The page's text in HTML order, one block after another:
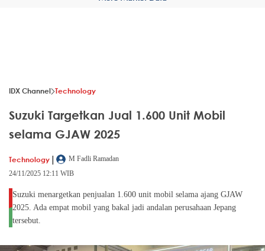
IDX Channel Technology
Suzuki Targetkan Jual 1.600 Unit Mobil
selama GJAW 2025
Technology |
M Fadli Ramadan
24/11/2025 12:11 WIB
Suzuki menargetkan penjualan 1.600 unit mobil selama ajang GJAW
2025. Ada empat mobil yang bakal jadi andalan perusahaan Jepang
tersebut.